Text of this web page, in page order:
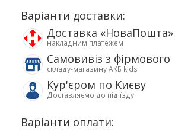
Варіанти доставки:
Доставка «НоваПошта»
накладним платежем
Самовивіз з фірмового
складу-магазину АКБ kids
Кур'єром по Києву
Доставляємо до під'їзду
Варіанти оплати: